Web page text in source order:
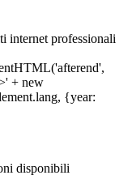
disponibili